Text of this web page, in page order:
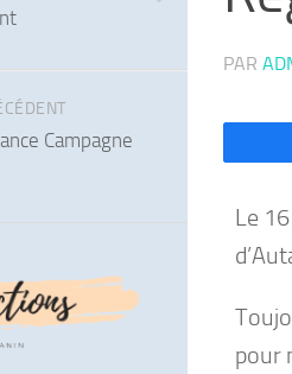
PAR
Le
pour
Campagne